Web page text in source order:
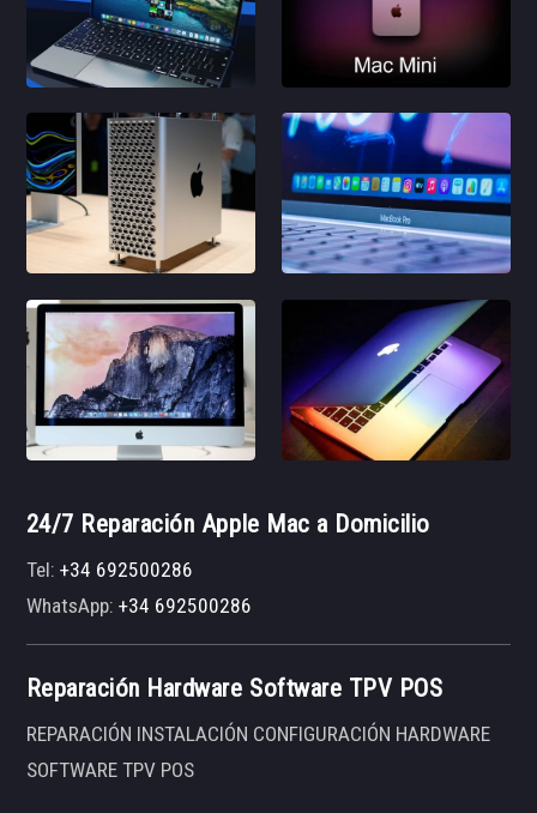
24/7 Reparación Apple Mac a Domicilio
Tel:+34 692500286
WhatsApp:+34 692500286
Reparación Hardware Software TPV POS
REPARACIÓN INSTALACIÓN CONFIGURACIÓN HARDWARE
SOFTWARE TPV POS